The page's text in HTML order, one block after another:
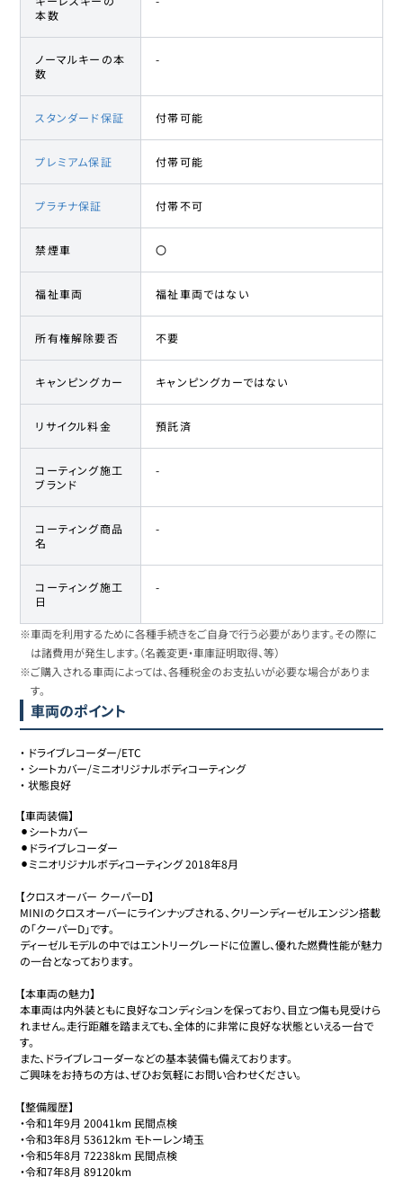
本数
ノーマルキーの本
数
-
スタンダード保証 付帯可能
プレミアム保証 付帯可能
プラチナ保証 付帯不可
禁煙車 〇
福祉車両 福祉車両ではない
所有権解除要否 不要
キャンピングカー キャンピングカーではない
リサイクル料金 預託済
コーティング施工
ブランド
-
コーティング商品
名
-
コーティング施工
日
-
※車両を利用するために各種手続きをご自身で行う必要があります。その際に
は諸費用が発生します。（名義変更・車庫証明取得、等）
※ご購入される車両によっては、各種税金のお支払いが必要な場合がありま
す。
車両のポイント
・ ドライブレコーダー/ETC
・ シートカバー/ミニオリジナルボディコーティング
・状態良好
【車両装備】
⚫︎シートカバー
⚫︎ドライブレコーダー
⚫︎ミニオリジナルボディコーティング 2018年8月
【クロスオーバー クーパーD】
MINIのクロスオーバーにラインナップされる、クリーンディーゼルエンジン搭載
の「クーパーD」です。
ディーゼルモデルの中ではエントリーグレードに位置し、優れた燃費性能が魅力
の一台となっております。
【本車両の魅力】
本車両は内外装ともに良好なコンディションを保っており、目立つ傷も見受けら
れません。走行距離を踏まえても、全体的に非常に良好な状態といえる一台で
す。
また、ドライブレコーダーなどの基本装備も備えております。
ご興味をお持ちの方は、ぜひお気軽にお問い合わせください。
【整備履歴】
・令和1年9月 20041km 民間点検
・令和3年8月 53612km モトーレン埼玉
・令和5年8月 72238km 民間点検
・令和7年8月 89120km